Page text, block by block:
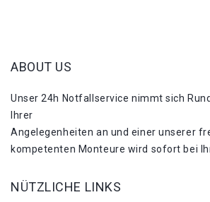
ABOUT US
Unser 24h Notfallservice nimmt sich
Ihrer
Angelegenheiten an und einer unserer
kompetenten Monteure wird sofort bei
NÜTZLICHE LINKS